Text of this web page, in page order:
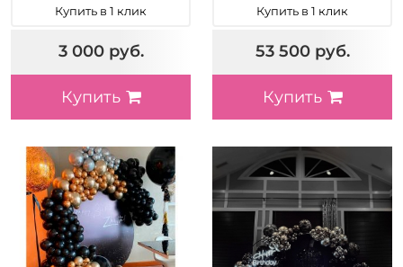
Купить в 1 клик
3 000 руб.
Купить
Купить в 1 клик
53 500 руб.
Купить